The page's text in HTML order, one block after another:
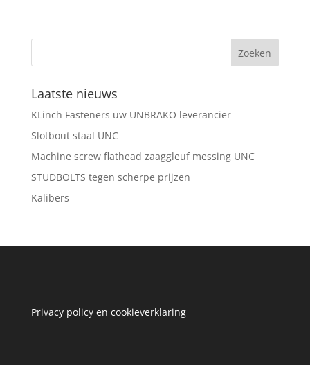
Laatste nieuws
KLinch Fasteners uw UNBRAKO leverancier
Slotbout staal UNC
Machine screw flathead zaaggleuf messing UNC
STUDBOLTS tegen scherpe prijzen
Kalibers
Privacy policy en cookieverklaring